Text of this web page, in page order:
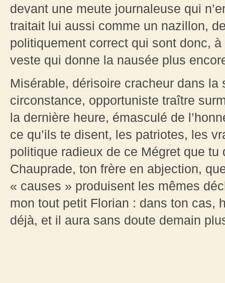
devant une meute journaleuse qui
traitait lui aussi comme un nazillon,
politiquement correct qui sont donc,
veste qui donne la nausée plus
Misérable, dérisoire cracheur dans la
circonstance, opportuniste traître
la dernière heure, émasculé de
ce qu’ils te disent, les patriotes, les
politique radieux de ce Mégret que
Chauprade, ton frère en abjection,
« causes » produisent les mêmes
mon tout petit Florian : dans ton cas,
déjà, et il aura sans doute demain